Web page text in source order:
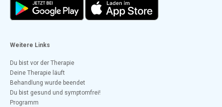
Weitere Links
Du bist vor der Therapie
Deine Therapie läuft
Behandlung wurde beendet
Du bist gesund und symptomfrei!
Programm